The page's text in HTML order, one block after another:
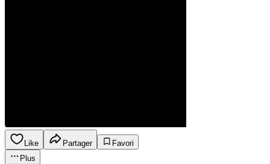
Like Partager
Favori
Plus